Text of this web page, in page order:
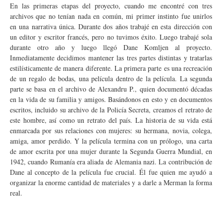
En las primeras etapas del proyecto, cuando me encontré con tres
archivos que no tenían nada en común, mi primer instinto fue unirlos
en una narrativa única. Durante dos años trabajé en esta dirección con
un editor y escritor francés, pero no tuvimos éxito. Luego trabajé sola
durante otro año y luego llegó Dane Komljen al proyecto.
Inmediatamente decidimos mantener las tres partes distintas y tratarlas
estilísticamente de manera diferente. La primera parte es una recreación
de un regalo de bodas, una película dentro de la película. La segunda
parte se basa en el archivo de Alexandru P., quien documentó décadas
en la vida de su familia y amigos. Basándonos en esto y en documentos
escritos, incluido su archivo de la Policía Secreta, creamos el retrato de
este hombre, así como un retrato del país. La historia de su vida está
enmarcada por sus relaciones con mujeres: su hermana, novia, colega,
amiga, amor perdido. Y la película termina con un prólogo, una carta
de amor escrita por una mujer durante la Segunda Guerra Mundial, en
1942, cuando Rumanía era aliada de Alemania nazi. La contribución de
Dane al concepto de la película fue crucial. Él fue quien me ayudó a
organizar la enorme cantidad de materiales y a darle a Merman la forma
real.